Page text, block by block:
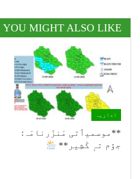
YOU MIGHT ALSO LIKE
اداریہ
**موسمیٲتی مَنزَرنامَہ:
جۆم تہٕ کٔشِیر**